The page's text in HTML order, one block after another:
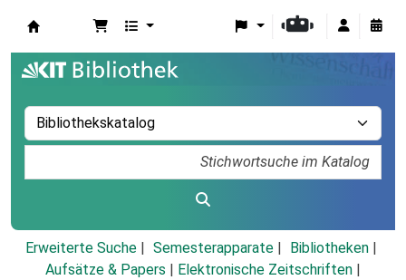
Erweiterte Suche Semesterapparate
Bibliotheken
Aufsätze & Papers
Elektronische Zeitschriften